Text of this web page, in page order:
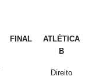
FINAL
ATLÉTICA
B
Direito